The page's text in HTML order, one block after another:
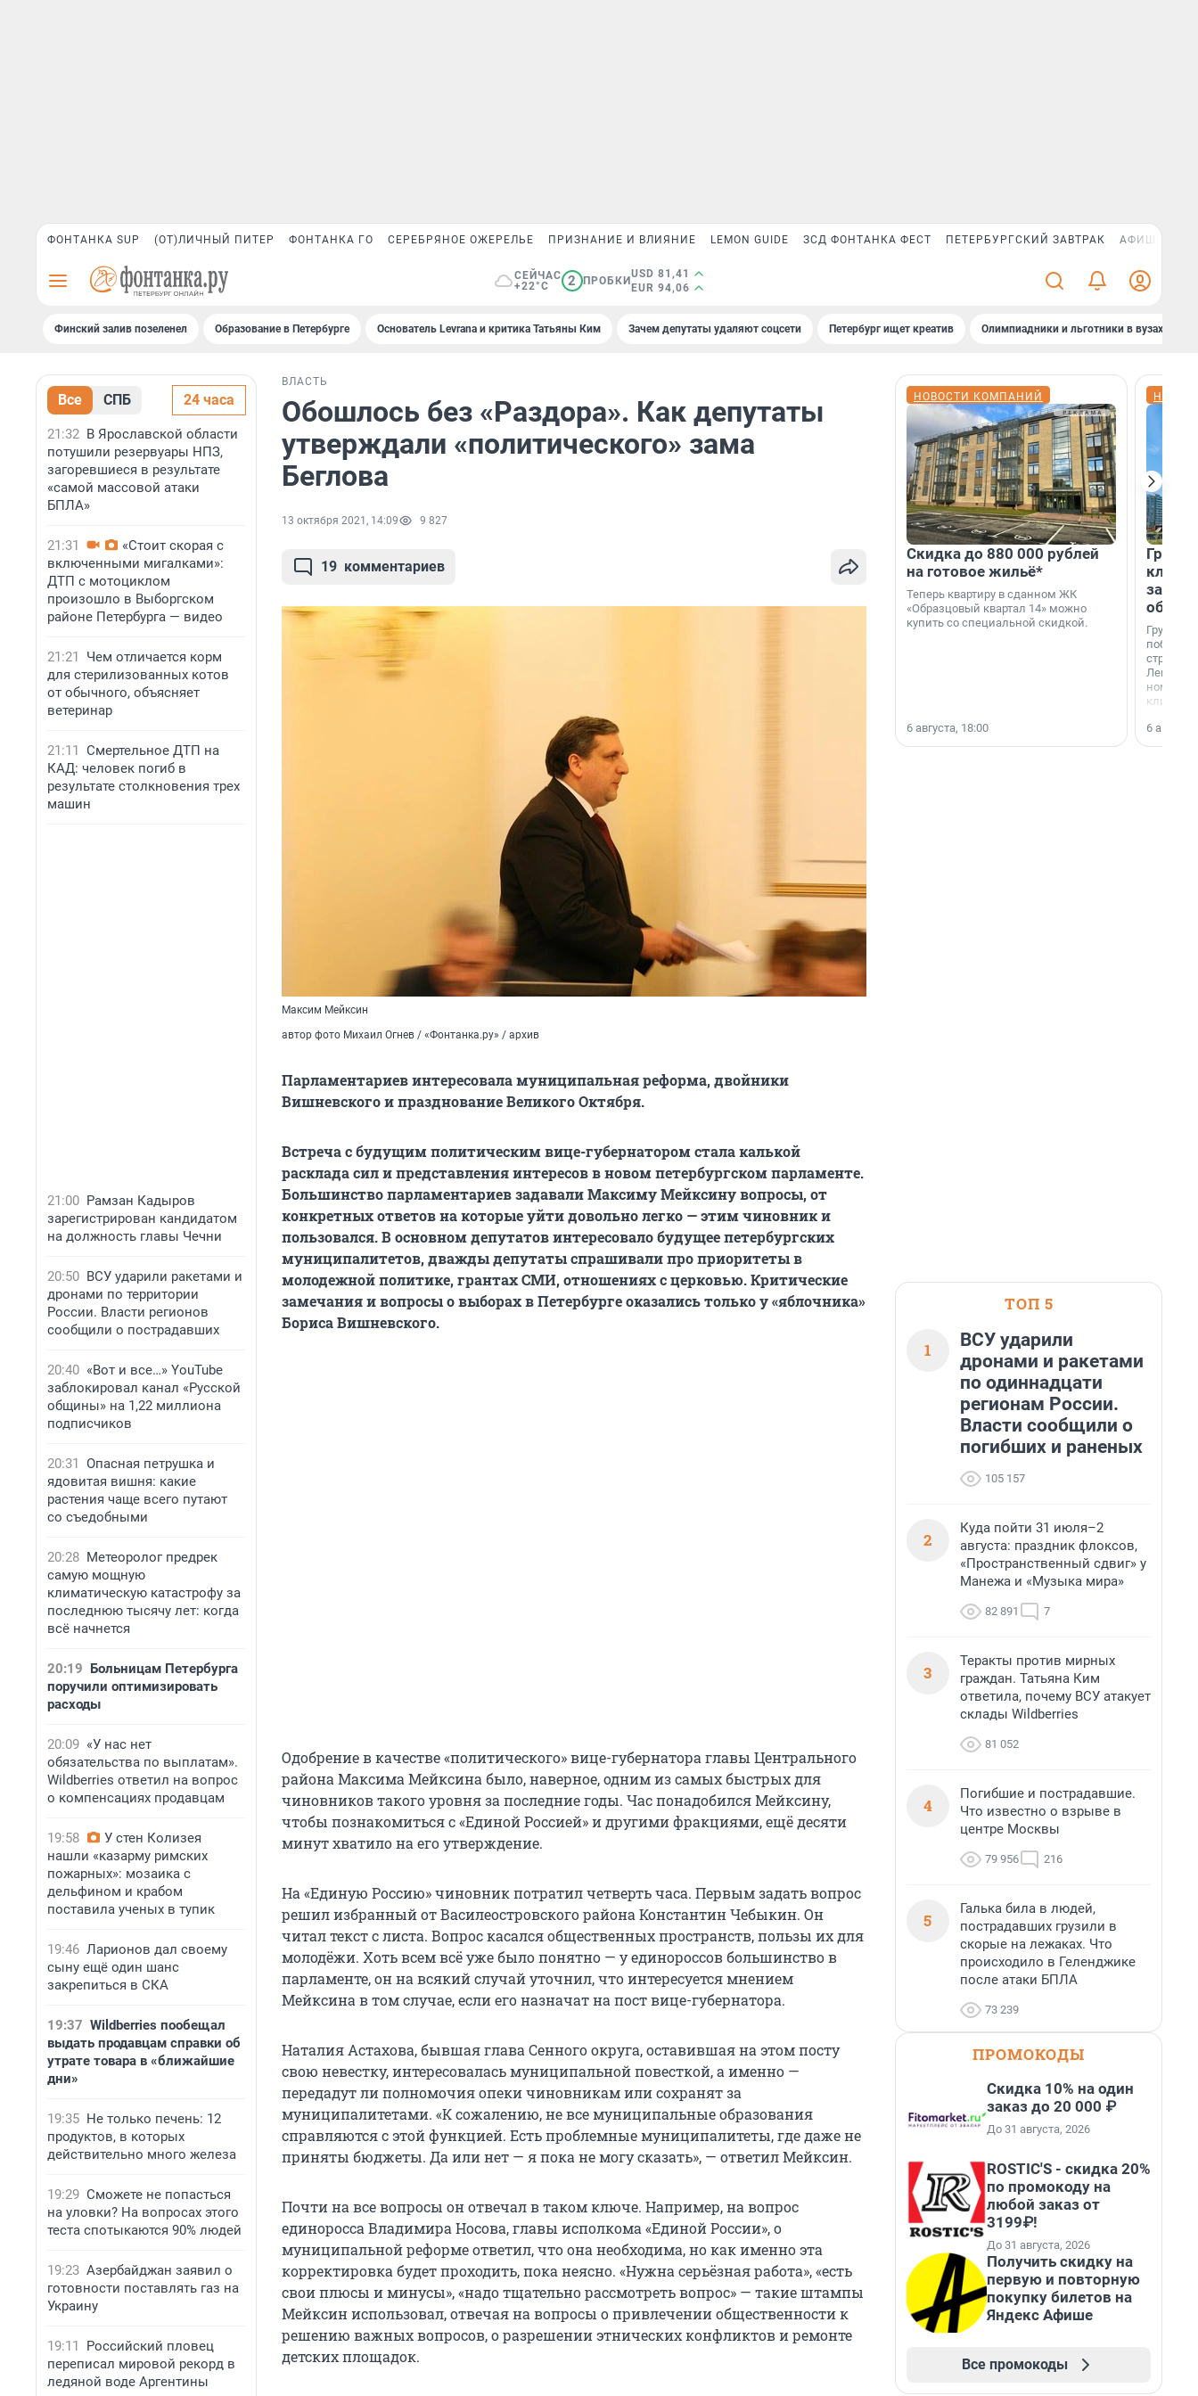
ФОНТАНКА SUP (ОТ)ЛИЧНЫЙ ПИТЕР ФОНТАНКА ГО СЕРЕБРЯНОЕ ОЖЕРЕЛЬЕ ПРИЗНАНИЕ И ВЛИЯНИЕ LEMON GUIDE ЗСД ФОНТАНКА ФЕСТ ПЕТЕРБУРГСКИЙ ЗАВТРАК АФИША PLUS
СЕЙЧАС
+22°C
2 ПРОБКИ
USD 81,41
EUR 94,06
Финский залив позеленел Образование в Петербурге Основатель Levrana и критика Татьяны Ким Зачем депутаты удаляют соцсети Петербург ищет креатив Олимпиадники и льготники в вузах СПб
Все СПБ 24 часа
21:32 В Ярославской области
потушили резервуары НПЗ,
загоревшиеся в результате
«самой массовой атаки
БПЛА»
21:31
«Стоит скорая с
включенными мигалками»:
ДТП с мотоциклом
произошло в Выборгском
районе Петербурга — видео
21:21
Чем отличается корм
для стерилизованных котов
от обычного, объясняет
ветеринар
21:11 Смертельное ДТП на
КАД: человек погиб в
результате столкновения трех
машин
21:00 Рамзан Кадыров
зарегистрирован кандидатом
на должность главы Чечни
20:50 ВСУ ударили ракетами и
дронами по территории
России. Власти регионов
сообщили о пострадавших
20:40 «Вот и все…» YouTube
заблокировал канал «Русской
общины» на 1,22 миллиона
подписчиков
20:31 Опасная петрушка и
ядовитая вишня: какие
растения чаще всего путают
со съедобными
20:28 Метеоролог предрек
самую мощную
климатическую катастрофу за
последнюю тысячу лет: когда
всё начнется
20:19 Больницам Петербурга
поручили оптимизировать
расходы
20:09 «У нас нет
обязательства по выплатам».
Wildberries ответил на вопрос
о компенсациях продавцам
19:58
У стен Колизея
нашли «казарму римских
пожарных»: мозаика с
дельфином и крабом
поставила ученых в тупик
19:46 Ларионов дал своему
сыну ещё один шанс
закрепиться в СКА
19:37 Wildberries пообещал
выдать продавцам справки об
утрате товара в «ближайшие
дни»
19:35 Не только печень: 12
продуктов, в которых
действительно много железа
19:29 Сможете не попасться
на уловки? На вопросах этого
теста спотыкаются 90% людей
19:23 Азербайджан заявил о
готовности поставлять газ на
Украину
19:11
Российский пловец
переписал мировой рекорд в
ледяной воде Аргентины
ВЛАСТЬ
Обошлось без «Раздора». Как депутаты
утверждали «политического» зама
Беглова
13 октября 2021, 14:09 9 827
19 комментариев
Максим Мейксин
автор фото Михаил Огнев / «Фонтанка.ру» / архив
Парламентариев интересовала муниципальная реформа, двойники
Вишневского и празднование Великого Октября.
Встреча с будущим политическим вице-губернатором стала калькой
расклада сил и представления интересов в новом петербургском парламенте.
Большинство парламентариев задавали Максиму Мейксину вопросы, от
конкретных ответов на которые уйти довольно легко — этим чиновник и
пользовался. В основном депутатов интересовало будущее петербургских
муниципалитетов, дважды депутаты спрашивали про приоритеты в
молодежной политике, грантах СМИ, отношениях с церковью. Критические
замечания и вопросы о выборах в Петербурге оказались только у «яблочника»
Бориса Вишневского.
Одобрение в качестве «политического» вице-губернатора главы Центрального
района Максима Мейксина было, наверное, одним из самых быстрых для
чиновников такого уровня за последние годы. Час понадобился Мейксину,
чтобы познакомиться с «Единой Россией» и другими фракциями, ещё десяти
минут хватило на его утверждение.
На «Единую Россию» чиновник потратил четверть часа. Первым задать вопрос
решил избранный от Василеостровского района Константин Чебыкин. Он
читал текст с листа. Вопрос касался общественных пространств, пользы их для
молодёжи. Хоть всем всё уже было понятно — у единороссов большинство в
парламенте, он на всякий случай уточнил, что интересуется мнением
Мейксина в том случае, если его назначат на пост вице-губернатора.
Наталия Астахова, бывшая глава Сенного округа, оставившая на этом посту
свою невестку, интересовалась муниципальной повесткой, а именно —
передадут ли полномочия опеки чиновникам или сохранят за
муниципалитетами. «К сожалению, не все муниципальные образования
справляются с этой функцией. Есть проблемные муниципалитеты, где даже не
приняты бюджеты. Да или нет — я пока не могу сказать», — ответил Мейксин.
Почти на все вопросы он отвечал в таком ключе. Например, на вопрос
единоросса Владимира Носова, главы исполкома «Единой России», о
муниципальной реформе ответил, что она необходима, но как именно эта
корректировка будет проходить, пока неясно. «Нужна серьёзная работа», «есть
свои плюсы и минусы», «надо тщательно рассмотреть вопрос» — такие штампы
Мейксин использовал, отвечая на вопросы о привлечении общественности к
решению важных вопросов, о разрешении этнических конфликтов и ремонте
детских площадок.
НОВОСТИ КОМПАНИЙ
Скидка до 880 000 рублей
на готовое жильё*
Теперь квартиру в сданном ЖК
«Образцовый квартал 14» можно
купить со специальной скидкой.
6 августа, 18:00
Группа
области».
6
ТОП 5
1
ВСУ ударили
дронами и ракетами
по одиннадцати
регионам России.
Власти сообщили о
погибших и раненых
105 157
2
Куда пойти 31 июля–2
августа: праздник флоксов,
«Пространственный сдвиг» у
Манежа и «Музыка мира»
82 891 7
3
Теракты против мирных
граждан. Татьяна Ким
ответила, почему ВСУ атакует
склады Wildberries
81 052
4
Погибшие и пострадавшие.
Что известно о взрыве в
центре Москвы
79 956 216
5
Галька била в людей,
пострадавших грузили в
скорые на лежаках. Что
происходило в Геленджике
после атаки БПЛА
73 239
ПРОМОКОДЫ
Скидка 10% на один
заказ до 20 000 ₽
До 31 августа, 2026
ROSTIC'S - скидка 20%
по промокоду на
любой заказ от
3199₽!
До 31 августа, 2026
Получить скидку на
первую и повторную
покупку билетов на
Яндекс Афише
Все промокоды